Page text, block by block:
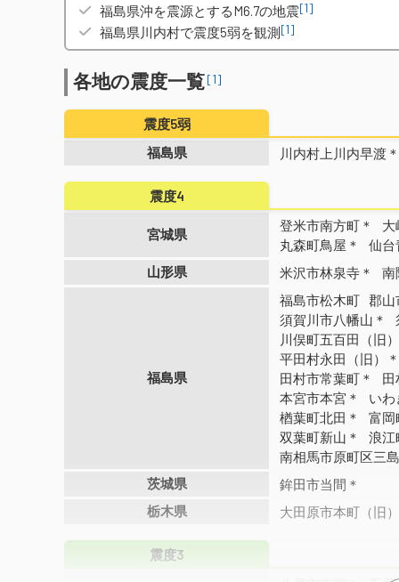
福島県沖を震源とするM6.7の地震[1]
福島県川内村で震度5弱を観測[1]
各地の震度一覧[1]
震度5弱
福島県
川内村上川内早渡＊
震度4
宮城県
登米市南方町＊
大
丸森町鳥屋＊
仙台
山形県
米沢市林泉寺＊ 南
福島県
福島市松木町 郡山
須賀川市八幡山＊
川俣町五百田（旧
平田村永田（旧）＊
田村市常葉町＊
田
本宮市本宮＊
い
楢葉町北田＊
富岡
双葉町新山＊
浪江
南相馬市原町区三
茨城県
鉾田市当間＊
栃木県
大田原市本町（旧
震度3